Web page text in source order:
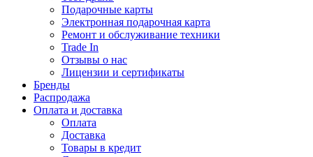
Подарочные карты
Электронная подарочная карта
Ремонт и обслуживание техники
Trade In
Отзывы о нас
Лицензии и сертификаты
Бренды
Распродажа
Оплата и доставка
Оплата
Доставка
Товары в кредит